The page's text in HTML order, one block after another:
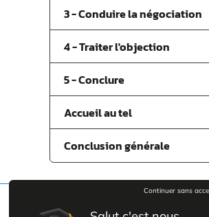
3 - Conduire la négociation
4 - Traiter l'objection
5 - Conclure
Accueil au tel
Conclusion générale
Continuer sans